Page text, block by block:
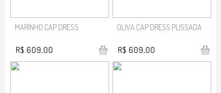
MARINHO CAP DRESS
R$ 609,00
OLIVA CAP DRESS PLISSADA
R$ 609,00